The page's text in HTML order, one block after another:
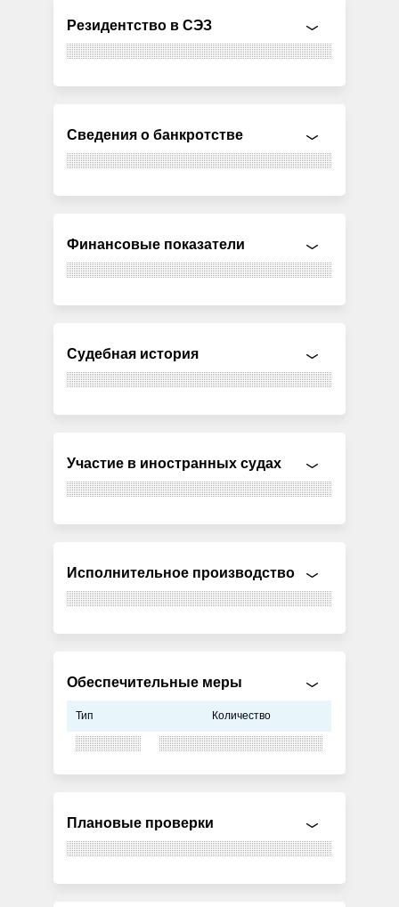
Резидентство в СЭЗ
Сведения о банкротстве
Финансовые показатели
Судебная история
Участие в иностранных судах
Исполнительное производство
Обеспечительные меры
Тип Количество
Плановые проверки